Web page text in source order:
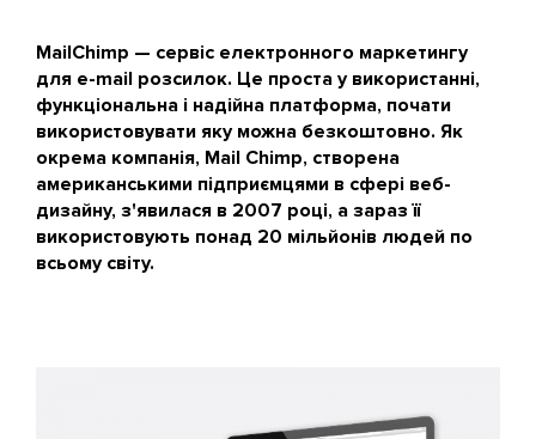
MailChimp — сервіс електронного маркетингу
для e-mail розсилок. Це проста у використанні,
функціональна і надійна платформа, почати
використовувати яку можна безкоштовно. Як
окрема компанія, Mail Chimp, створена
американськими підприємцями в сфері веб-
дизайну, з'явилася в 2007 році, а зараз її
використовують понад 20 мільйонів людей по
всьому світу.